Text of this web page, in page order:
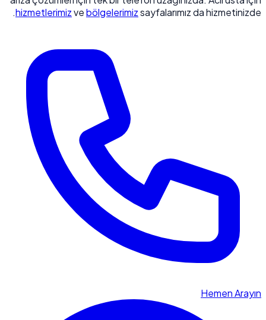
hizmetlerimizvebölgelerimizsayfalarımız da hizmetinizde.
Hemen Arayın